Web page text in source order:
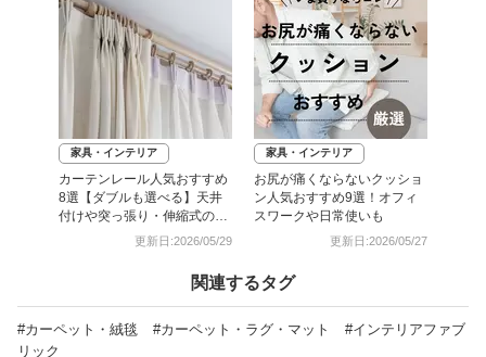
家具・インテリア
カーテンレール人気おすすめ
8選【ダブルも選べる】天井
付けや突っ張り・伸縮式の商
更新日:2026/05/29
家具・インテリア
お尻が痛くならないクッショ
ン人気おすすめ9選！オフィ
スワークや日常使いも
更新日:2026/05/27
関連するタグ
#カーペット・絨毯 #カーペット・ラグ・マット
#インテリアファブ
リック